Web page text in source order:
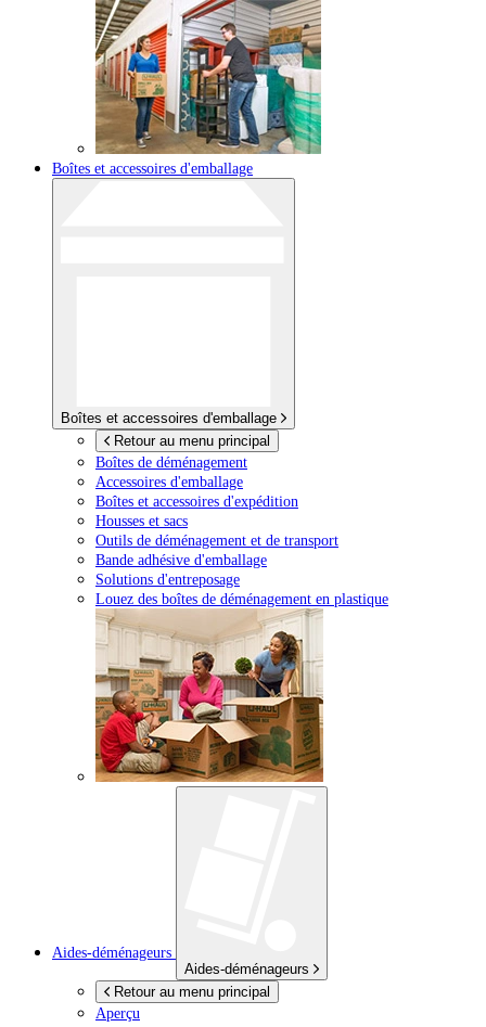
Boîtes et accessoires d'emballage
Boîtes et accessoires d'emballage
Retour au menu principal
Boîtes de déménagement
Accessoires d'emballage
Boîtes et accessoires d'expédition
Housses et sacs
Outils de déménagement et de transport
Bande adhésive d'emballage
Solutions d'entreposage
Louez des boîtes de déménagement en plastique
Aides-déménageurs
Aides-déménageurs
Retour au menu principal
Aperçu